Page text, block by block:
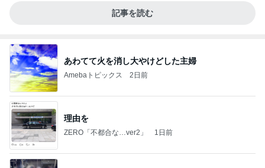
記事を読む
あわてて火を消し大やけどした主婦
Amebaトピックス 2日前
理由を
ZERO「不都合な…ver2」 1日前